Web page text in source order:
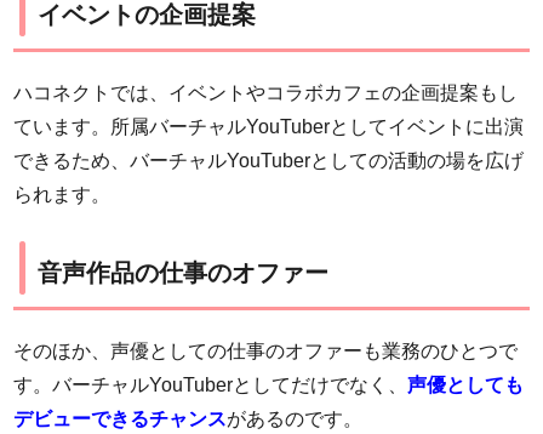
イベントの企画提案
ハコネクトでは、イベントやコラボカフェの企画提案もし
ています。所属バーチャルYouTuberとしてイベントに出演
できるため、バーチャルYouTuberとしての活動の場を広げ
られます。
音声作品の仕事のオファー
そのほか、声優としての仕事のオファーも業務のひとつで
す。バーチャルYouTuberとしてだけでなく、声優としても
デビューできるチャンスがあるのです。